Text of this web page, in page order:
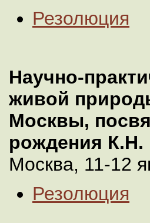
Резолюция
Научно-
живой
Москвы,
рождения К.Н.
Москва, 11-12
Резолюция